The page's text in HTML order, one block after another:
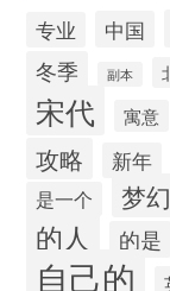
专业 中国
冬季 副本
宋代 寓意
攻略 新年
是一个 梦
的人 的是
自己的